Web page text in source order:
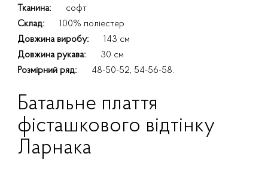
Тканина:
софт
Склад:
100% поліестер
Довжина виробу:
143 см
Довжина рукава:
30 см
Розмірний ряд:
48-50-52, 54-56-58.
Батальне плаття
фісташкового відтінку
Ларнака